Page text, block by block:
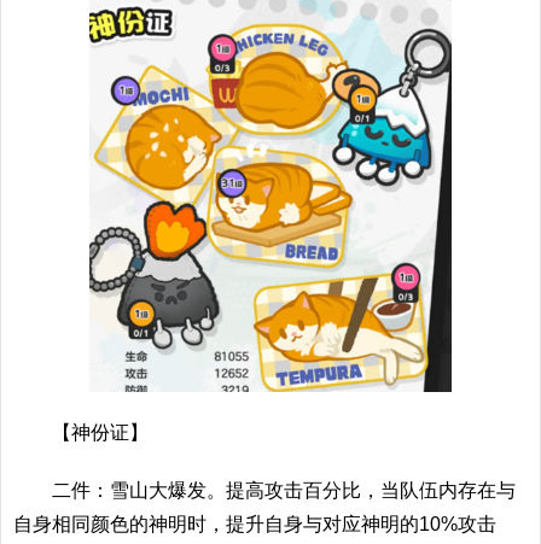
【神份证】
二件：雪山大爆发。提高攻击百分比，当队伍内存在与
自身相同颜色的神明时，提升自身与对应神明的10%攻击